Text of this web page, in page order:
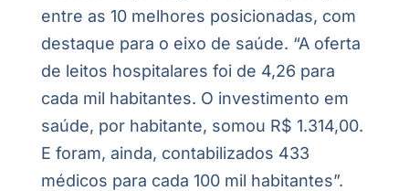
entre as 10 melhores posicionadas, com
destaque para o eixo de saúde. “A oferta
de leitos hospitalares foi de 4,26 para
cada mil habitantes. O investimento em
saúde, por habitante, somou R$ 1.314,00.
E foram, ainda, contabilizados 433
médicos para cada 100 mil habitantes”.